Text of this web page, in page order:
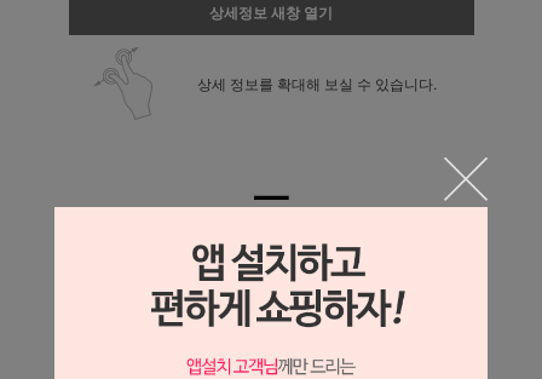
상세정보 새창 열기
상세 정보를 확대해 보실 수 있습니다.